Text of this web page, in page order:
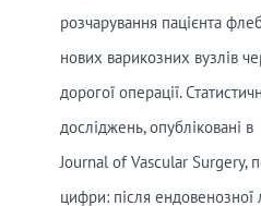
розчарування пацієнта
нових варикозних вузлів
дорогої операції.
досліджень, опубліковані в
Journal of Vascular Surgery,
цифри: після ендовенозної